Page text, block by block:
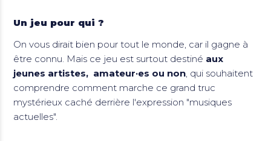
Un jeu pour qui ?
On vous dirait bien pour tout le monde, car il gagne à
être connu. Mais ce jeu est surtout destiné aux
jeunes artistes, amateur·es ou non, qui souhaitent
comprendre comment marche ce grand truc
mystérieux caché derrière l'expression "musiques
actuelles".